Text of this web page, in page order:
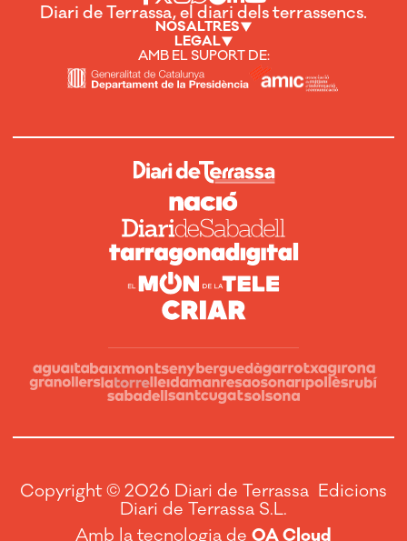
Diari de Terrassa, el diari dels terrassencs.
NOSALTRES
LEGAL
AMB EL SUPORT DE:
Copyright © 2026 Diari de Terrassa Edicions
Diari de Terrassa S.L.
Amb la tecnologia de OA Cloud